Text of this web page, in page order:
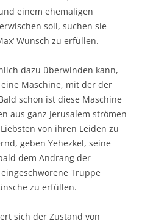
einem ehemaligen
soll, suchen sie
Wunsch zu erfüllen.
dazu überwinden kann,
Maschine, mit der der
schon ist diese Maschine
aus ganz Jerusalem strömen
von ihren Leiden zu
geben Yehezkel, seine
dem Andrang der
Truppe
zu erfüllen.
sich der Zustand von